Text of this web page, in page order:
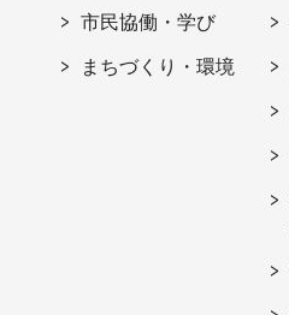
市民協働・学び
まちづくり・環境